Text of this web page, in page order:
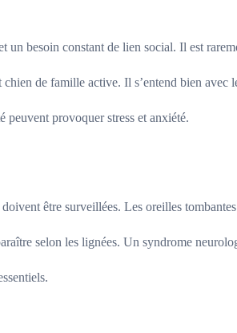
besoin constant de lien social. Il est
de famille active. Il s’entend bien avec
peuvent provoquer stress et anxiété.
être surveillées. Les oreilles
selon les lignées. Un syndrome